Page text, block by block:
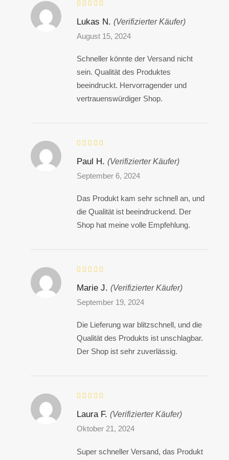
Lukas N. (Verifizierter Käufer)
August 15, 2024
Schneller könnte der Versand nicht
sein. Qualität des Produktes
beeindruckt. Hervorragender und
vertrauenswürdiger Shop.
Paul H. (Verifizierter Käufer)
September 6, 2024
Das Produkt kam sehr schnell an, und
die Qualität ist beeindruckend. Der
Shop hat meine volle Empfehlung.
Marie J. (Verifizierter Käufer)
September 19, 2024
Die Lieferung war blitzschnell, und die
Qualität des Produkts ist unschlagbar.
Der Shop ist sehr zuverlässig.
Laura F. (Verifizierter Käufer)
Oktober 21, 2024
Super schneller Versand, das Produkt